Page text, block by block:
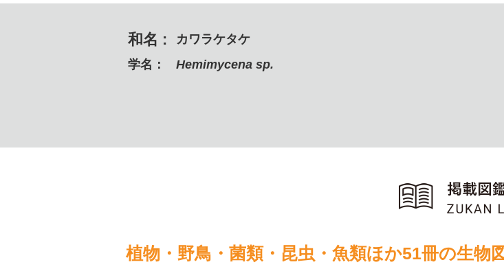
和名 :
カワラケタケ
学名：
Hemimycena sp.
植物・野鳥・菌類・昆虫・魚類ほか51冊の生物